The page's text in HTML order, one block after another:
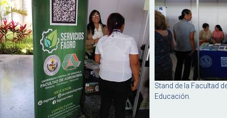
Stand de la Facultad
Educación.